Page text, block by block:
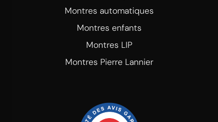
Montres automatiques
Montres enfants
Montres LIP
Montres Pierre Lannier